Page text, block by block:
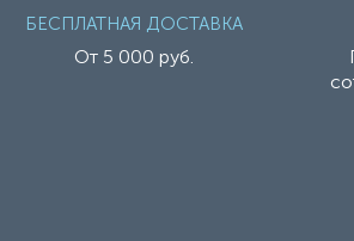
БЕСПЛАТНАЯ ДОСТАВКА
От 5 000 руб.